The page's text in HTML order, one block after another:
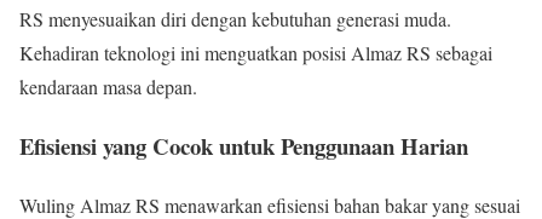
RS menyesuaikan diri dengan kebutuhan generasi muda.
Kehadiran teknologi ini menguatkan posisi Almaz RS sebagai
kendaraan masa depan.
Efisiensi yang Cocok untuk Penggunaan Harian
Wuling Almaz RS menawarkan efisiensi bahan bakar yang sesuai